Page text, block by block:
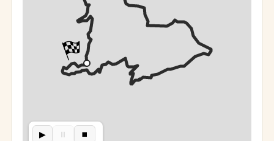
▶︎ ⏸︎ ⏹︎